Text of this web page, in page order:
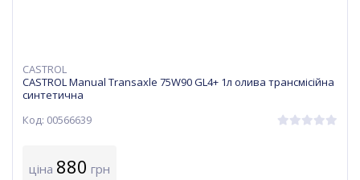
CASTROL
CASTROL Manual Transaxle 75W90 GL4+ 1л олива трансмісійна
синтетична
Код: 00566639
ціна 880 грн